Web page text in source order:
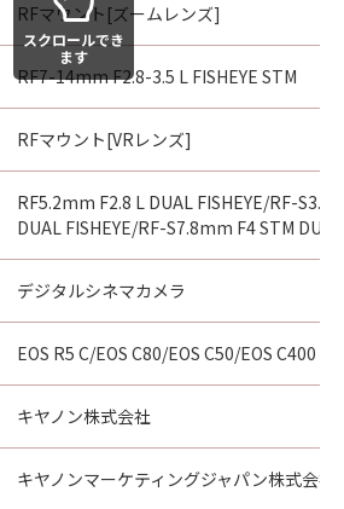
RFマウント[ズームレンズ]
RF7-14mm F2.8-3.5 L FISHEYE STM
RFマウント[VRレンズ]
RF5.2mm F2.8 L DUAL FISHEYE/RF-
DUAL FISHEYE/RF-S7.8mm F4 STM DUAL
デジタルシネマカメラ
EOS R5 C/EOS C80/EOS C50/EOS C400
キヤノン株式会社
キヤノンマーケティングジャパン株式会社
スクロールでき
ます